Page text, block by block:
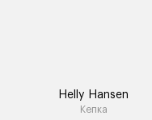
Helly Hansen
Кепка